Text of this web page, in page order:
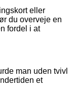
eller
du overveje en
fordel i at
man uden tvivl
et